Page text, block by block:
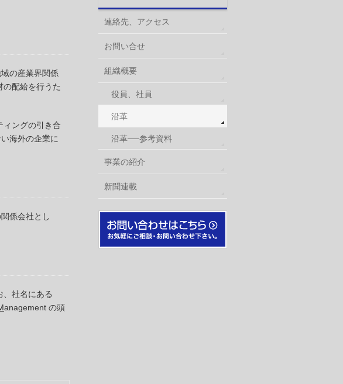
の産業界関係
配給を行うた
ングの引き合
海外の企業に
係会社とし
、社名にある
anagement の頭
連絡先、アクセス
お問い合せ
組織概要
役員、社員
沿革
沿革──参考資料
事業の紹介
新聞連載